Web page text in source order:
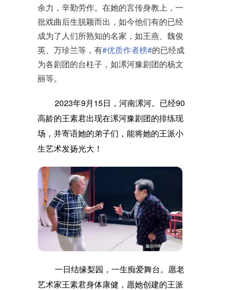
余力，辛勤劳作。在她的言传身教上，一
批戏曲后生脱颖而出，如今他们有的已经
成为了人们所熟知的名家，如王燕、魏俊
英、万珍兰等，有#优质作者榜#的已经成
为各剧团的台柱子，如漯河豫剧团的杨文
丽等。
2023年9月15日，河南漯河。已经90
高龄的王素君出现在漯河豫剧团的排练现
场，并寄语她的弟子们，能将她的王派小
生艺术发扬光大！
一日结缘梨园，一生痴爱舞台。愿老
艺术家王素君身体康健，愿她创建的王派